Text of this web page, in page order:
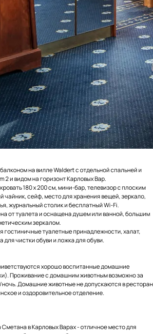
на вилле Waldert с отдельной спальней и
2 и видом на горизонт Карловых Вар.
180 x 200 см, мини-бар, телевизор с плоским
чайник, сейф, место для хранения вещей, зеркало,
журнальный столик и бесплатный Wi-Fi.
от туалета и оснащена душем или ванной, большим
зеркалом.
гостиничные туалетные принадлежности, халат,
для чистки обуви и ложка для обуви.
хорошо воспитанные домашние
Проживание с домашним животным возможно за
/ночь. Домашние животные не допускаются в ресторан
и оздоровительное отделение.
в Карловых Варах - отличное место для
Март